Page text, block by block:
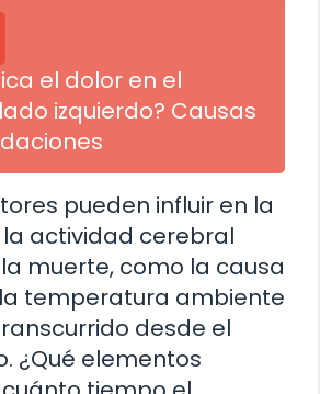
el dolor en el
izquierdo? Causas
pueden influir en la
actividad cerebral
muerte, como la causa
temperatura ambiente
desde el
¿Qué elementos